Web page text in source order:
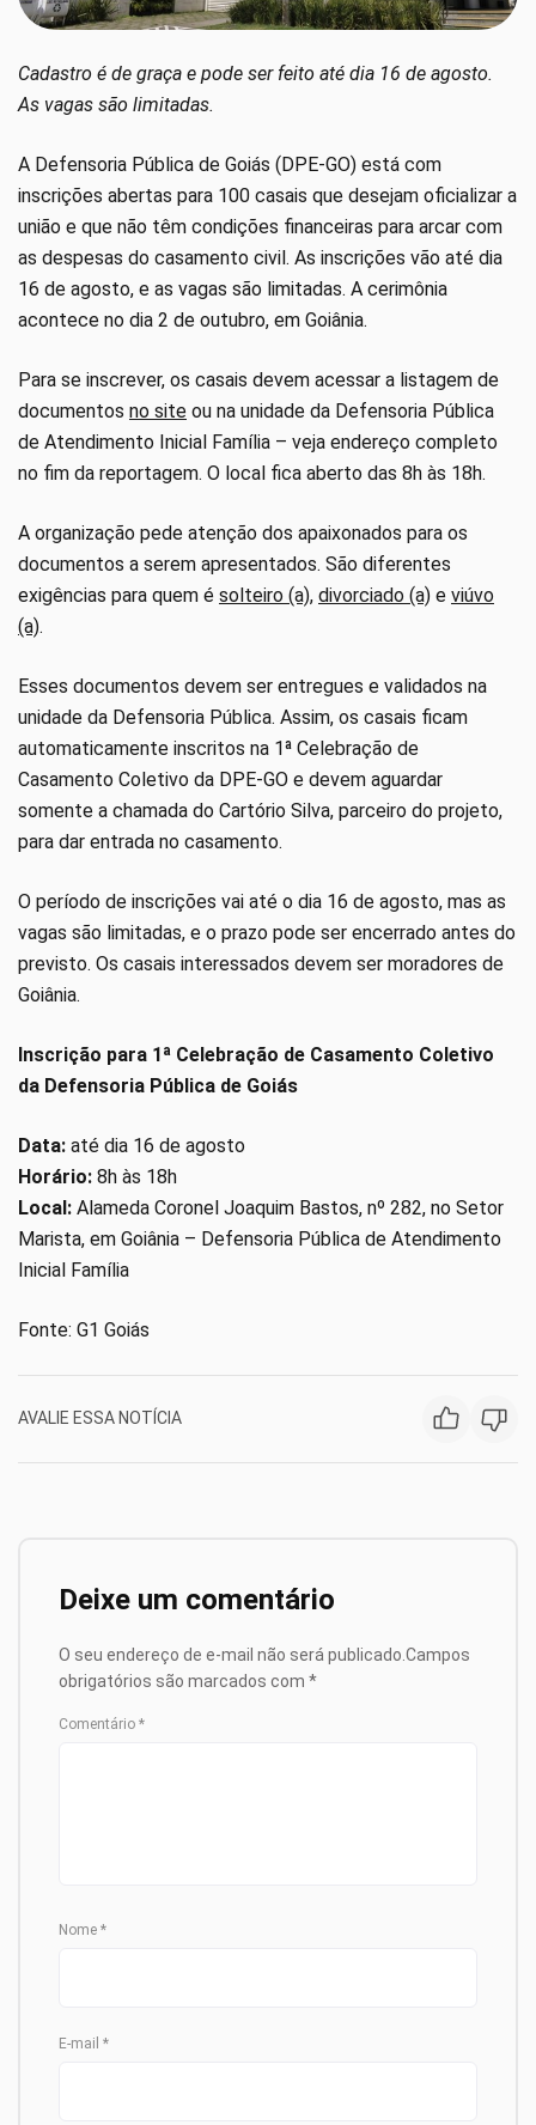
Cadastro é de graça e pode ser feito até dia 16 de agosto.
As vagas são limitadas.
A Defensoria Pública de Goiás (DPE-GO) está com
inscrições abertas para 100 casais que desejam oficializar a
união e que não têm condições financeiras para arcar com
as despesas do casamento civil. As inscrições vão até dia
16 de agosto, e as vagas são limitadas. A cerimônia
acontece no dia 2 de outubro, em Goiânia.
Para se inscrever, os casais devem acessar a listagem de
documentos no site ou na unidade da Defensoria Pública
de Atendimento Inicial Família – veja endereço completo
no fim da reportagem. O local fica aberto das 8h às 18h.
A organização pede atenção dos apaixonados para os
documentos a serem apresentados. São diferentes
exigências para quem é solteiro (a), divorciado (a) e viúvo
(a).
Esses documentos devem ser entregues e validados na
unidade da Defensoria Pública. Assim, os casais ficam
automaticamente inscritos na 1ª Celebração de
Casamento Coletivo da DPE-GO e devem aguardar
somente a chamada do Cartório Silva, parceiro do projeto,
para dar entrada no casamento.
O período de inscrições vai até o dia 16 de agosto, mas as
vagas são limitadas, e o prazo pode ser encerrado antes do
previsto. Os casais interessados devem ser moradores de
Goiânia.
Inscrição para 1ª Celebração de Casamento Coletivo
da Defensoria Pública de Goiás
Data: até dia 16 de agosto
Horário: 8h às 18h
Local: Alameda Coronel Joaquim Bastos, nº 282, no Setor
Marista, em Goiânia – Defensoria Pública de Atendimento
Inicial Família
Fonte: G1 Goiás
AVALIE ESSA NOTÍCIA
Deixe um comentário
O seu endereço de e-mail não será publicado. Campos
obrigatórios são marcados com *
Comentário *
Nome *
E-mail *